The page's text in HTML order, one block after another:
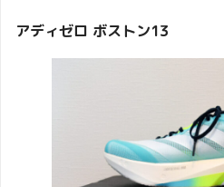
アディゼロ ボストン13